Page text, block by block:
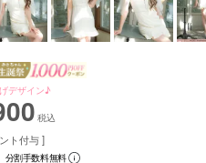
デザイン♪
税込
ト付与 ]
分割手数料無料